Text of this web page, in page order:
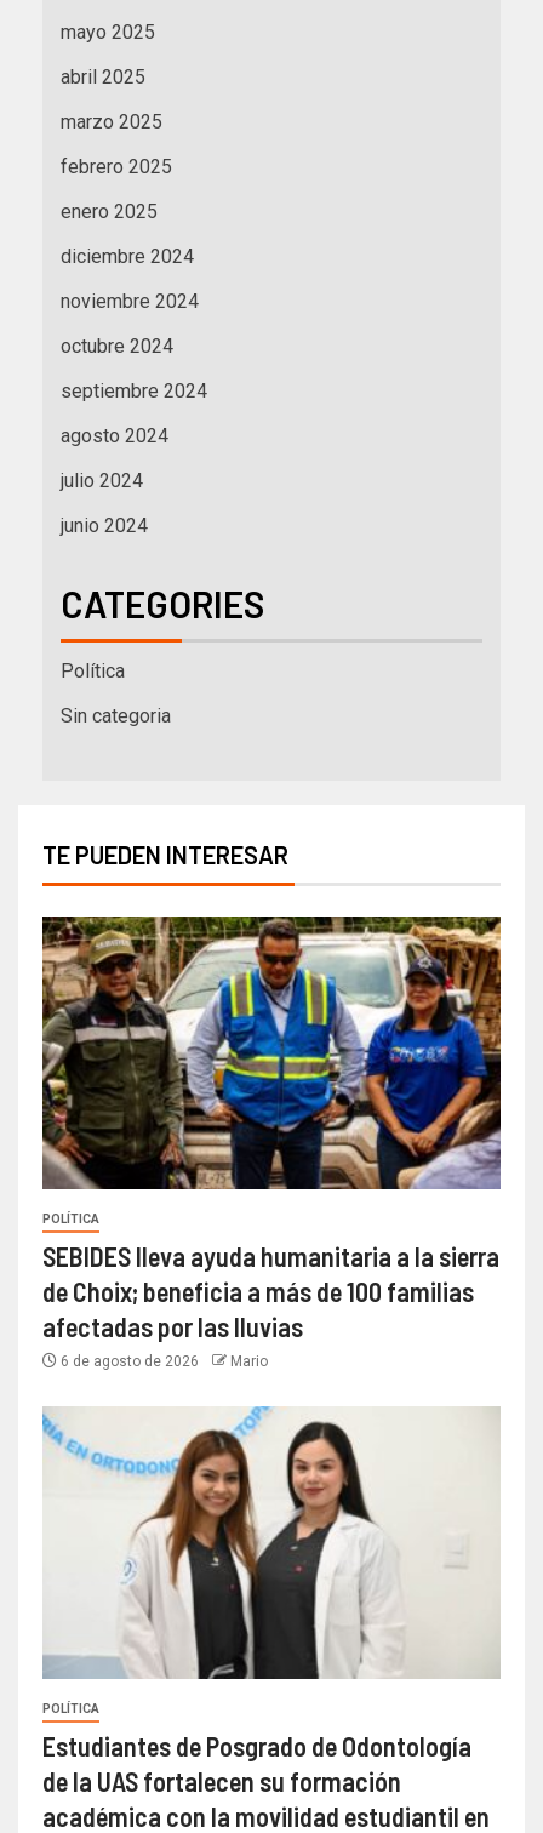
mayo 2025
abril 2025
marzo 2025
febrero 2025
enero 2025
diciembre 2024
noviembre 2024
octubre 2024
septiembre 2024
agosto 2024
julio 2024
junio 2024
CATEGORIES
Política
Sin categoria
TE PUEDEN INTERESAR
POLÍTICA
SEBIDES lleva ayuda humanitaria a la sierra
de Choix; beneficia a más de 100 familias
afectadas por las lluvias
6 de agosto de 2026 Mario
POLÍTICA
Estudiantes de Posgrado de Odontología
de la UAS fortalecen su formación
académica con la movilidad estudiantil en